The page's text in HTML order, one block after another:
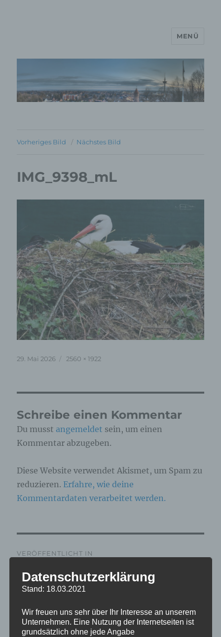
MP Mario Porten Beratung
Training Coaching
MENÜ
Vorheriges Bild Nächstes Bild
IMG_9398_mL
Veröffentlicht
29. Mai 2026 Originalgröße
2560 × 1922
Schreibe einen Kommentar
Du musst angemeldet sein, um einen
Kommentar abzugeben.
Diese Website verwendet Akismet, um Spam zu
reduzieren. Erfahre, wie deine
Kommentardaten verarbeitet werden.
VERÖFFENTLICHT IN
IMG_9398_mL
Datenschutzerklärung
Stand: 18.03.2021
Wir freuen uns sehr über Ihr Interesse an unserem
Unternehmen. Eine Nutzung der Internetseiten ist
grundsätzlich ohne jede Angabe